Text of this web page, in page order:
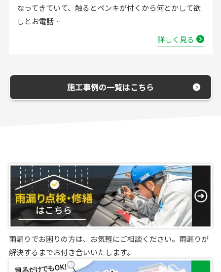
いただきました。確認した所、水栓の吐水が落ちたよう
で取替する…
詳しく見る
施工事例の一覧はこちら
雨漏りでお困りの方は、お気軽にご相談ください。雨漏りが
解決するまでお付き合いいたします。